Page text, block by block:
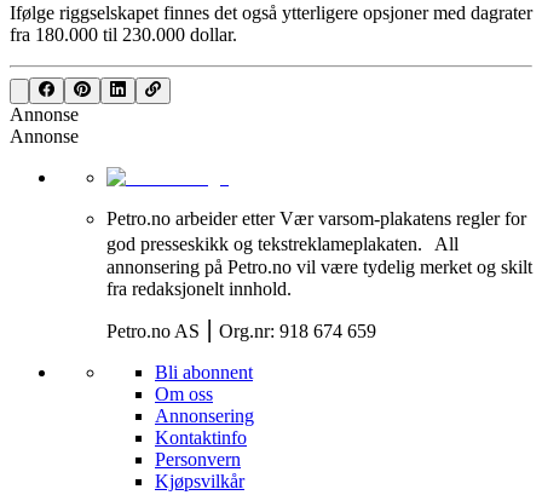
Ifølge riggselskapet finnes det også ytterligere opsjoner med dagrater
fra 180.000 til 230.000 dollar.
Annonse
Annonse
Petro.no arbeider etter Vær varsom-plakatens regler for
god presseskikk og tekstreklameplakaten. All
annonsering på Petro.no vil være tydelig merket og skilt
fra redaksjonelt innhold.
Petro.no AS ⎮ Org.nr: 918 674 659
Bli abonnent
Om oss
Annonsering
Kontaktinfo
Personvern
Kjøpsvilkår